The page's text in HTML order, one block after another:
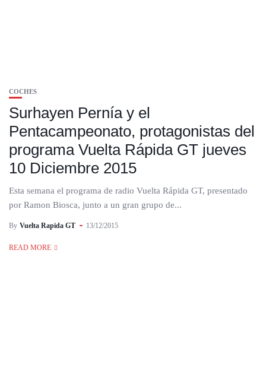
COCHES
Surhayen Pernía y el
Pentacampeonato, protagonistas del
programa Vuelta Rápida GT jueves
10 Diciembre 2015
Esta semana el programa de radio Vuelta Rápida GT, presentado
por Ramon Biosca, junto a un gran grupo de...
By Vuelta Rapida GT 13/12/2015
READ MORE